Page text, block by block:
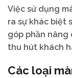
Việc sử dụng
ra sự khác biệt
góp phần nâng
thu hút khách
Các loại